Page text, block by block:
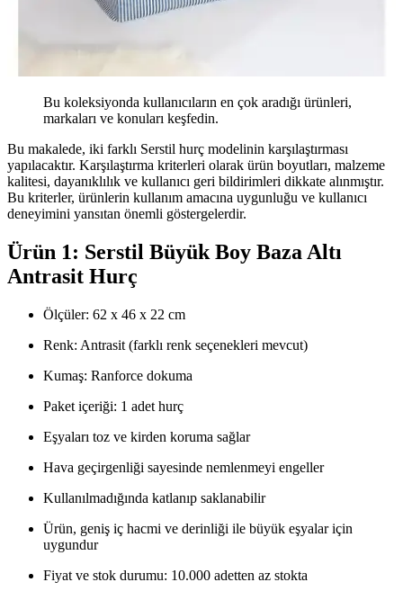
Bu koleksiyonda kullanıcıların en çok aradığı ürünleri,
markaları ve konuları keşfedin.
Bu makalede, iki farklı Serstil hurç modelinin karşılaştırması
yapılacaktır. Karşılaştırma kriterleri olarak ürün boyutları, malzeme
kalitesi, dayanıklılık ve kullanıcı geri bildirimleri dikkate alınmıştır.
Bu kriterler, ürünlerin kullanım amacına uygunluğu ve kullanıcı
deneyimini yansıtan önemli göstergelerdir.
Ürün 1: Serstil Büyük Boy Baza Altı
Antrasit Hurç
Ölçüler: 62 x 46 x 22 cm
Renk: Antrasit (farklı renk seçenekleri mevcut)
Kumaş: Ranforce dokuma
Paket içeriği: 1 adet hurç
Eşyaları toz ve kirden koruma sağlar
Hava geçirgenliği sayesinde nemlenmeyi engeller
Kullanılmadığında katlanıp saklanabilir
Ürün, geniş iç hacmi ve derinliği ile büyük eşyalar için
uygundur
Fiyat ve stok durumu: 10.000 adetten az stokta